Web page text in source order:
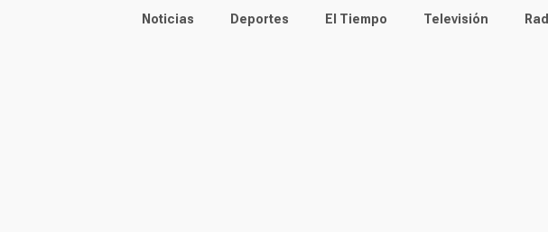
Main menu
Noticias Deportes El Tiempo Televisión